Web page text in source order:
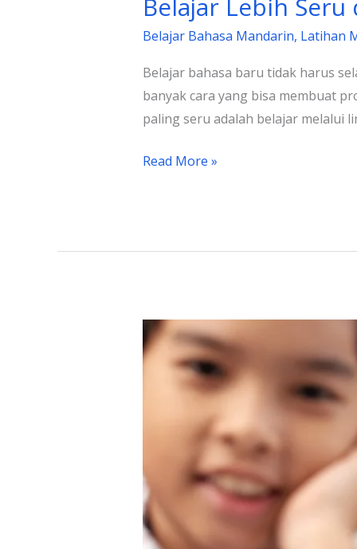
Belajar Lebih
Belajar Bahasa Mandarin, Latihan
Belajar bahasa baru tidak harus
banyak cara yang bisa membuat
paling seru adalah belajar melalui
Read More »
50
Soal
Mandarin:
Penggunaannya